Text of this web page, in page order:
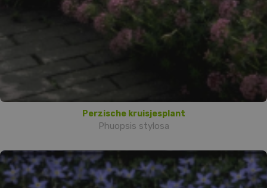
Perzische kruisjesplant
Phuopsis stylosa